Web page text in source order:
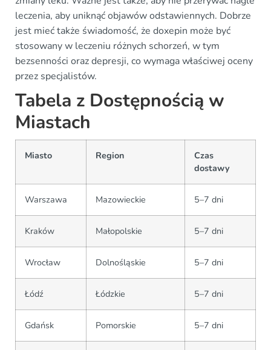
leczenia, aby uniknąć objawów odstawiennych. Dobrze
jest mieć także świadomość, że doxepin może być
stosowany w leczeniu różnych schorzeń, w tym
bezsenności oraz depresji, co wymaga właściwej oceny
przez specjalistów.
Tabela z Dostępnością w
Miastach
Miasto Region
Czas
dostawy
Warszawa Mazowieckie 5–7 dni
Kraków Małopolskie 5–7 dni
Wrocław Dolnośląskie 5–7 dni
Łódź Łódzkie 5–7 dni
Gdańsk Pomorskie 5–7 dni